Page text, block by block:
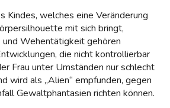
Kindes, welches eine Veränderung
mit sich bringt,
Wehentätigkeit gehören
die nicht kontrollierbar
Frau unter Umständen nur schlecht
wird als „Alien“ empfunden, gegen
Gewaltphantasien richten können.